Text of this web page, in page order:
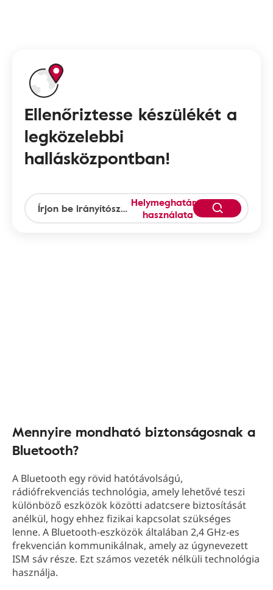
Ellenőriztesse készülékét a
legközelebbi
hallásközpontban!
Helymeghatározás
használata
Mennyire mondható biztonságosnak a
Bluetooth?
A Bluetooth egy rövid hatótávolságú,
rádiófrekvenciás technológia, amely lehetővé teszi
különböző eszközök közötti adatcsere biztosítását
anélkül, hogy ehhez fizikai kapcsolat szükséges
lenne. A Bluetooth-eszközök általában 2,4 GHz-es
frekvencián kommunikálnak, amely az úgynevezett
ISM sáv része. Ezt számos vezeték nélküli technológia
használja.